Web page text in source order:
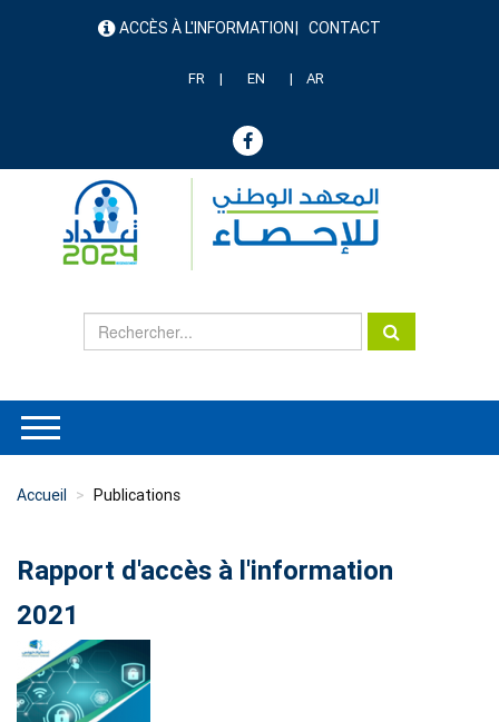
menu ACCÈS À L'INFORMATION CONTACT
FR EN AR
Accueil Publications
Rapport d'accès à l'information
2021